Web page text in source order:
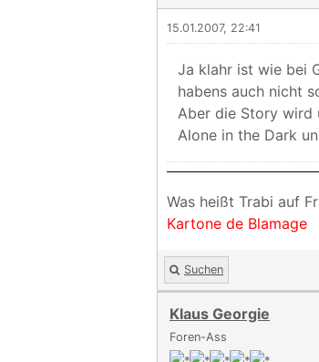
15.01.2007, 22:41
Ja klahr ist wie bei
habens auch nicht
Aber die Story wird
Alone in the Dark
Was heißt Trabi auf
Kartone de Blamage
Suchen
Klaus Georgie
Foren-Ass